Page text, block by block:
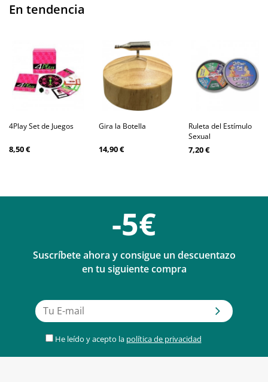
En tendencia
4Play Set de Juegos
8,50 €
Gira la Botella
14,90 €
Ruleta del Estímulo
Sexual
7,20 €
-5€
Suscríbete ahora y consigue un descuentazo
en tu siguiente compra
He leído y acepto la política de privacidad